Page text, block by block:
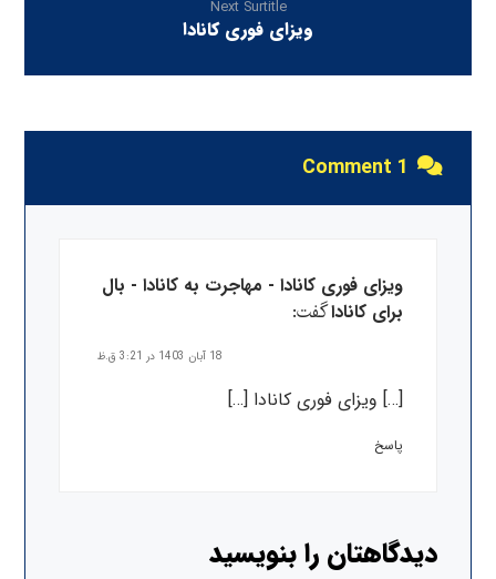
Next Surtitle
ویزای فوری کانادا
1 Comment
ویزای فوری کانادا - مهاجرت به کانادا - بال
برای کانادا گفت:
18 آبان 1403 در 3:21 ق.ظ
[…] ویزای فوری کانادا […]
پاسخ
دیدگاهتان را بنویسید